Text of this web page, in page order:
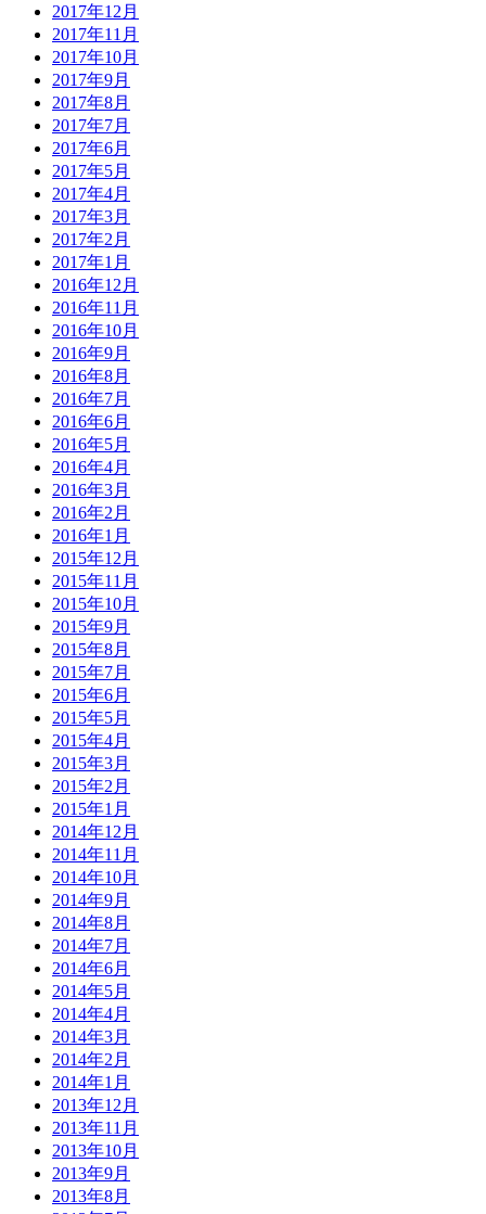
2017年12月
2017年11月
2017年10月
2017年9月
2017年8月
2017年7月
2017年6月
2017年5月
2017年4月
2017年3月
2017年2月
2017年1月
2016年12月
2016年11月
2016年10月
2016年9月
2016年8月
2016年7月
2016年6月
2016年5月
2016年4月
2016年3月
2016年2月
2016年1月
2015年12月
2015年11月
2015年10月
2015年9月
2015年8月
2015年7月
2015年6月
2015年5月
2015年4月
2015年3月
2015年2月
2015年1月
2014年12月
2014年11月
2014年10月
2014年9月
2014年8月
2014年7月
2014年6月
2014年5月
2014年4月
2014年3月
2014年2月
2014年1月
2013年12月
2013年11月
2013年10月
2013年9月
2013年8月